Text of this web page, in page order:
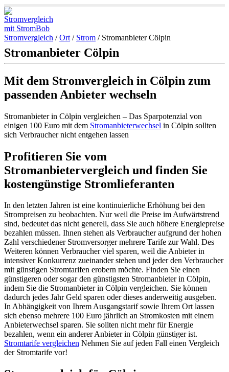
Stromvergleich /Ort / Strom / Stromanbieter Cölpin
Stromanbieter Cölpin
Mit dem Stromvergleich in Cölpin zum
passenden Anbieter wechseln
Stromanbieter in Cölpin vergleichen – Das Sparpotenzial von
einigen 100 Euro mit dem Stromanbieterwechsel in Cölpin sollten
sich Verbraucher nicht entgehen lassen
Profitieren Sie vom
Stromanbietervergleich und finden Sie
kostengünstige Stromlieferanten
In den letzten Jahren ist eine kontinuierliche Erhöhung bei den
Strompreisen zu beobachten. Nur weil die Preise im Aufwärtstrend
sind, bedeutet das nicht generell, dass Sie auch höhere Energiepreise
bezahlen müssen. Ihnen stehen als Verbraucher aufgrund der hohen
Zahl verschiedener Stromversorger mehrere Tarife zur Wahl. Des
Weiteren können Verbraucher viel sparen, weil die Anbieter in
intensiver Konkurrenz zueinander stehen und jeder den Verbraucher
mit günstigen Stromtarifen erobern möchte. Finden Sie einen
günstigeren oder sogar den günstigsten Stromanbieter in Cölpin,
indem Sie die Stromanbieter in Cölpin vergleichen. Sie können
dadurch jedes Jahr Geld sparen oder dieses anderweitig ausgeben.
In Abhängigkeit von Ihrem Ausgangstarif sowie Ihrem Ort lassen
sich ebenso mehrere 100 Euro jährlich an Stromkosten mit einem
Anbieterwechsel sparen. Sie sollten nicht mehr für Energie
bezahlen, wenn ein anderer Anbieter in Cölpin günstiger ist.
Stromtarife vergleichen Nehmen Sie auf jeden Fall einen Vergleich
der Stromtarife vor!